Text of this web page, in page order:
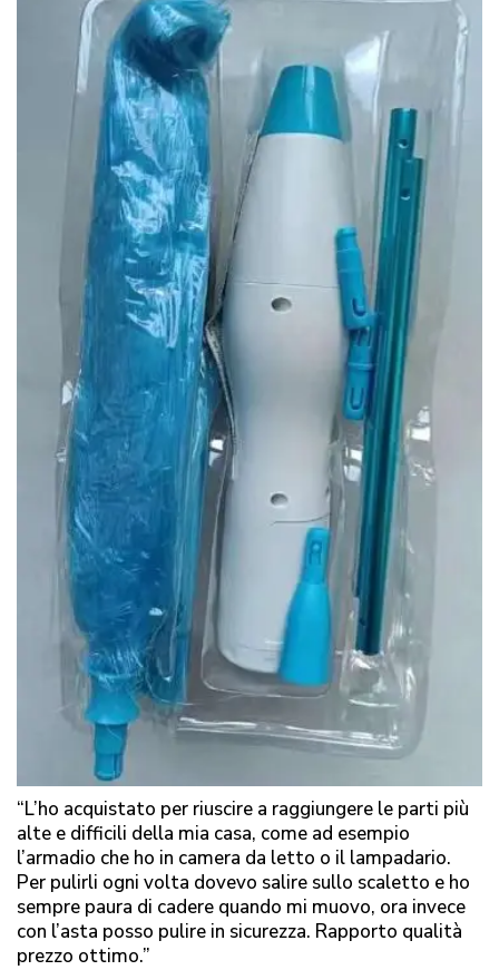
“L’ho acquistato per riuscire a raggiungere le parti più
alte e difficili della mia casa, come ad esempio
l’armadio che ho in camera da letto o il lampadario.
Per pulirli ogni volta dovevo salire sullo scaletto e ho
sempre paura di cadere quando mi muovo, ora invece
con l’asta posso pulire in sicurezza. Rapporto qualità
prezzo ottimo.”